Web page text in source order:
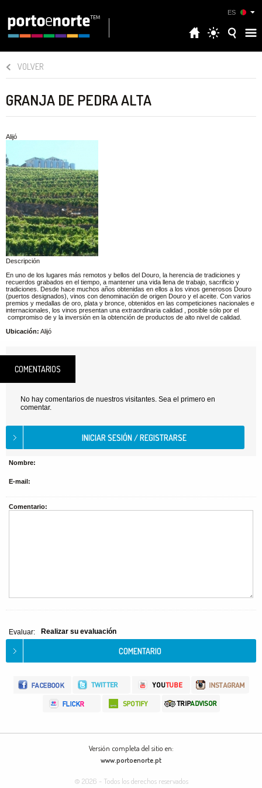
ES
VOLVER
GRANJA DE PEDRA ALTA
Alijó
Descripción
En uno de los lugares más remotos y bellos del Douro, la herencia de tradiciones y
recuerdos grabados en el tiempo, a mantener una vida llena de trabajo, sacrificio y
tradiciones. Desde hace muchos años obtenidas en ellos a los vinos generosos Douro
(puertos designados), vinos con denominación de origen Douro y el aceite. Con varios
premios y medallas de oro, plata y bronce, obtenidos en las competiciones nacionales e
internacionales, los vinos presentan una extraordinaria calidad , posible sólo por el
compromiso de y la inversión en la obtención de productos de alto nivel de calidad.
Ubicación: Alijó
COMENTARIOS
No hay comentarios de nuestros visitantes. Sea el primero en
comentar.
Nombre:
E-mail:
Comentario:
Evaluar: Realizar su evaluación
Versión completa del sitio en:
www.portoenorte.pt
© 2026 - Todos los derechos reservados